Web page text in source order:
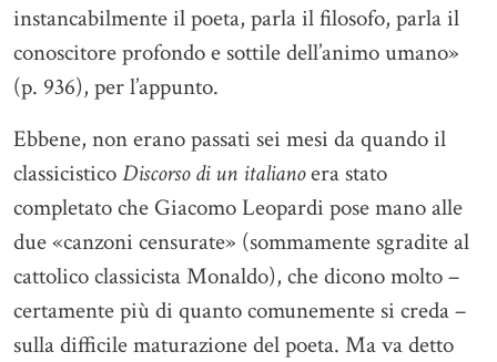
instancabilmente il poeta, parla il filosofo, parla il
conoscitore profondo e sottile dell’animo umano»
(p. 936), per l’appunto.
Ebbene, non erano passati sei mesi da quando il
classicisticoDiscorso di un italianoera stato
completato che Giacomo Leopardi pose mano alle
due «canzoni censurate» (sommamente sgradite al
cattolico classicista Monaldo), che dicono molto –
certamente più di quanto comunemente si creda –
sulla difficile maturazione del poeta. Ma va detto